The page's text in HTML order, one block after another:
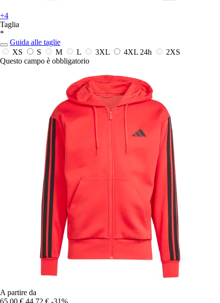
+4
Taglia
*
Guida alle taglie
XS
S M L 3XL 4XL 24h
2XS
Questo campo è obbligatorio
A partire da